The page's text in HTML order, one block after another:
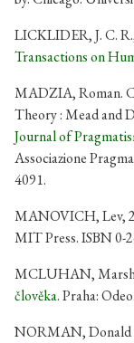
LICKLIDER, J. C.
Transactions on
MADZIA, Roman.
Theory : Mead and
Journal of
Associazione
4091.
MANOVICH, Lev,
MIT Press. ISBN 0-
MCLUHAN,
člověka. Praha:
NORMAN, Donald